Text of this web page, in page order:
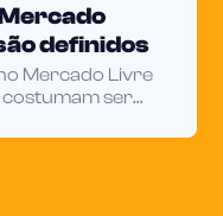
definidos
Mercado Livre
costumam ser